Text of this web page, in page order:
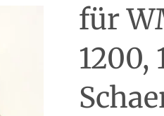
für
1200,